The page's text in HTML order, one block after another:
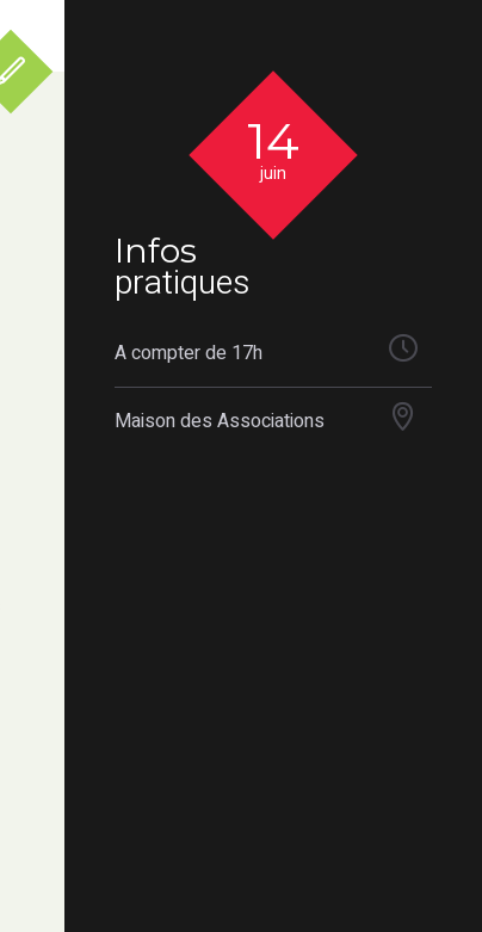
14
juin
Infos
pratiques
A compter de 17h
Maison des Associations